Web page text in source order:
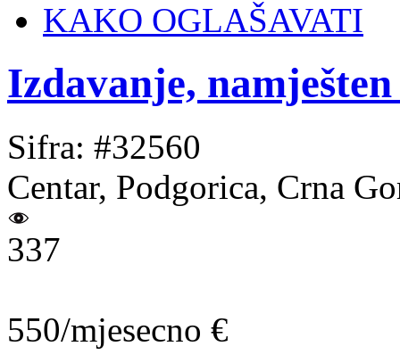
KAKO OGLAŠAVATI
Izdavanje,
Sifra: #32560
Centar, Podgorica, Crna
337
550/mjesecno €